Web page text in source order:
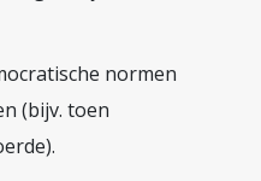
normen
(bijv. toen